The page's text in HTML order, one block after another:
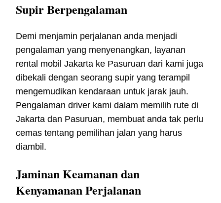
Supir Berpengalaman
Demi menjamin perjalanan anda menjadi
pengalaman yang menyenangkan, layanan
rental mobil Jakarta ke Pasuruan dari kami juga
dibekali dengan seorang supir yang terampil
mengemudikan kendaraan untuk jarak jauh.
Pengalaman driver kami dalam memilih rute di
Jakarta dan Pasuruan, membuat anda tak perlu
cemas tentang pemilihan jalan yang harus
diambil.
Jaminan Keamanan dan
Kenyamanan Perjalanan